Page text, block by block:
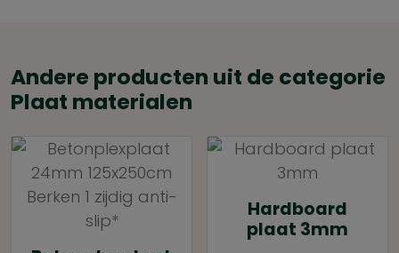
Andere producten uit de categorie
Plaat materialen
Hardboard
plaat 3mm